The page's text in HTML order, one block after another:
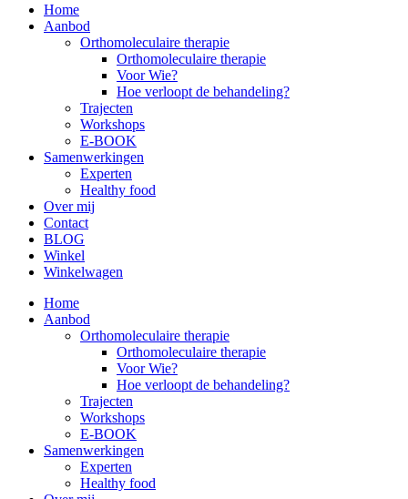
Home
Aanbod
Orthomoleculaire therapie
Orthomoleculaire therapie
Voor Wie?
Hoe verloopt de behandeling?
Trajecten
Workshops
E-BOOK
Samenwerkingen
Experten
Healthy food
Over mij
Contact
BLOG
Winkel
Winkelwagen
Home
Aanbod
Orthomoleculaire therapie
Orthomoleculaire therapie
Voor Wie?
Hoe verloopt de behandeling?
Trajecten
Workshops
E-BOOK
Samenwerkingen
Experten
Healthy food